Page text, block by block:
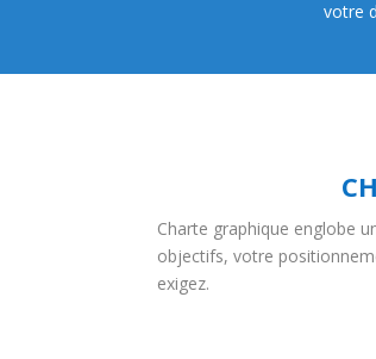
Charte graphique englobe
objectifs, votre
exigez.